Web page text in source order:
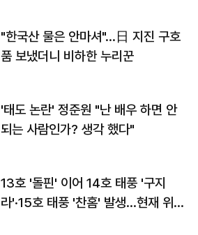
"한국산 물은 안마셔"…日 지진 구호
품 보냈더니 비하한 누리꾼
'태도 논란' 정준원 "난 배우 하면 안
되는 사람인가? 생각 했다"
13호 '돌핀' 이어 14호 태풍 '구지
라'·15호 태풍 '찬홈' 발생…현재 위